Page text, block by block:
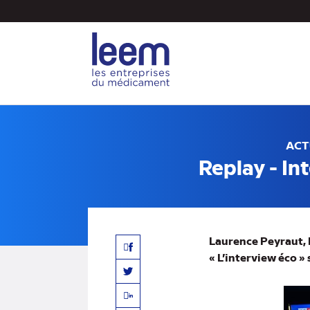
au
Replay -
Facebook
Twitter
Linkedin
Laurence Peyraut,
« L’interview éco